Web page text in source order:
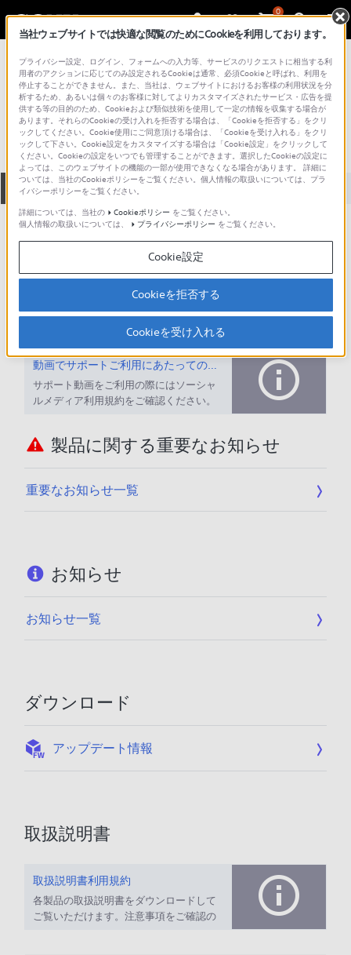
0
総合サポート・お問い合わせ DVD プレーヤー／レコーダー
DVP-NS300
全て ダウンロード 取扱説明書 Q&A
製品に関する重要なお知らせ
お知らせ
ご意見箱 ／改善事例紹介
動画でサポートご利用にあたってのお願い
サポート動画をご利用の際にはソーシャ
ルメディア利用規約をご確認ください。
製品に関する重要なお知らせ
重要なお知らせ一覧
お知らせ
お知らせ一覧
ダウンロード
アップデート情報
取扱説明書
取扱説明書利用規約
各製品の取扱説明書をダウンロードして
ご覧いただけます。注意事項をご確認の
当社ウェブサイトでは快適な閲覧のためにCookieを利用しております。
プライバシー設定、ログイン、フォームへの入力等、サービスのリクエストに相当する利
用者のアクションに応じてのみ設定されるCookieは通常、必須Cookieと呼ばれ、利用を
停止することができません。また、当社は、ウェブサイトにおけるお客様の利用状況を分
析するため、あるいは個々のお客様に対してよりカスタマイズされたサービス・広告を提
供する等の目的のため、Cookieおよび類似技術を使用して一定の情報を収集する場合が
あります。それらのCookieの受け入れを拒否する場合は、「Cookieを拒否する」をクリ
ックしてください。Cookie使用にご同意頂ける場合は、「Cookieを受け入れる」をクリ
ックして下さい。Cookie設定をカスタマイズする場合は「Cookie設定」をクリックして
ください。Cookieの設定をいつでも管理することができます。選択したCookieの設定に
よっては、このウェブサイトの機能の一部が使用できなくなる場合があります。 詳細に
ついては、当社のCookieポリシーをご覧ください。個人情報の取扱いについては、プラ
イバシーポリシーをご覧ください。
詳細については、当社の
Cookieポリシー をご覧ください。
個人情報の取扱いについては、
プライバシーポリシー をご覧ください。
Cookie設定
Cookieを拒否する
Cookieを受け入れる